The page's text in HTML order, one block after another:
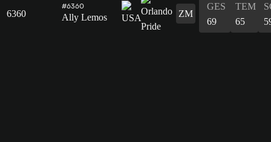
6360
#6360
Ally Lemos ZM
GES
69
TEM
65